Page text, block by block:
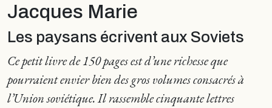
Jacques Marie
Les paysans écrivent aux Soviets
Ce petit livre de 150 pages est d’une richesse que
pourraient envier bien des gros volumes consacrés à
l’Union soviétique. Il rassemble cinquante lettres